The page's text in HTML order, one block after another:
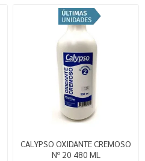
CALYPSO OXIDANTE CREMOSO
Nº 20 480 ML